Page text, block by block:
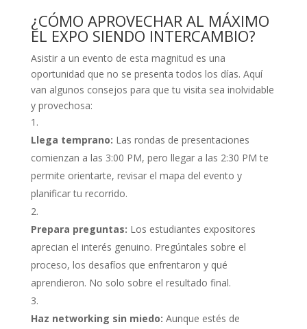
¿CÓMO APROVECHAR AL MÁXIMO
EL EXPO SIENDO INTERCAMBIO?
Asistir a un evento de esta magnitud es una
oportunidad que no se presenta todos los días. Aquí
van algunos consejos para que tu visita sea inolvidable
y provechosa:
Llega temprano: Las rondas de presentaciones
comienzan a las 3:00 PM, pero llegar a las 2:30 PM te
permite orientarte, revisar el mapa del evento y
planificar tu recorrido.
Prepara preguntas: Los estudiantes expositores
aprecian el interés genuino. Pregúntales sobre el
proceso, los desafíos que enfrentaron y qué
aprendieron. No solo sobre el resultado final.
Haz networking sin miedo: Aunque estés de